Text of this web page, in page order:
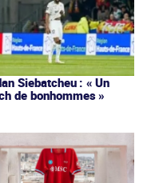
Siebatcheu : « Un
de bonhommes »